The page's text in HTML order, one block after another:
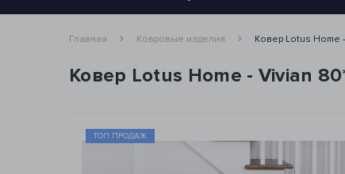
Главная Ковровые изделия Ковер Lotus Home
Ковер Lotus Home - Vivian
ТОП ПРОДАЖ